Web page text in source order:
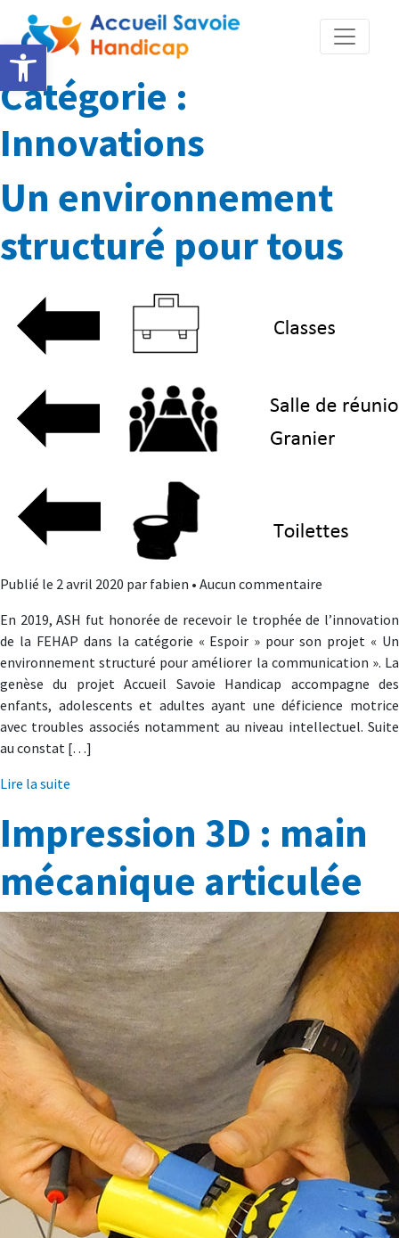
Ouvrir la barre d’outils
Catégorie :
Innovations
Un environnement
structuré pour tous
Publié le 2 avril 2020 par fabien • Aucun commentaire
En 2019, ASH fut honorée de recevoir le trophée de l’innovation
de la FEHAP dans la catégorie « Espoir » pour son projet « Un
environnement structuré pour améliorer la communication ». La
genèse du projet Accueil Savoie Handicap accompagne des
enfants, adolescents et adultes ayant une déficience motrice
avec troubles associés notamment au niveau intellectuel. Suite
au constat […]
Lire la suite
Impression 3D : main
mécanique articulée